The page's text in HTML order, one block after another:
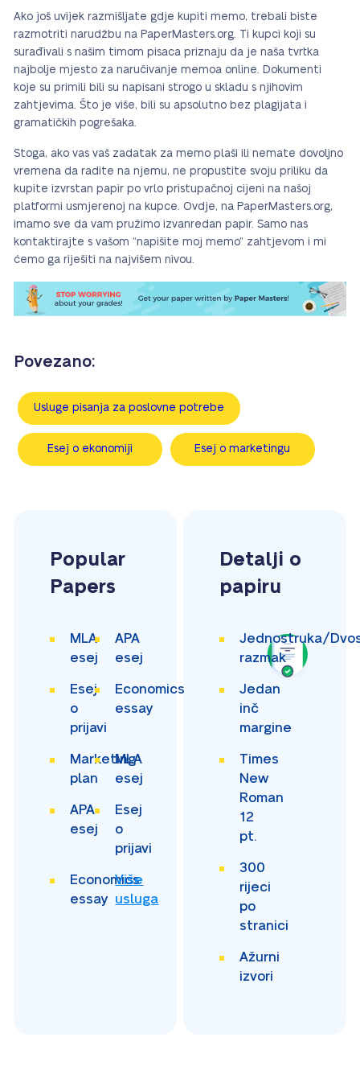
Ako još uvijek razmišljate gdje kupiti memo, trebali biste
razmotriti narudžbu na PaperMasters.org. Ti kupci koji su
surađivali s našim timom pisaca priznaju da je naša tvrtka
najbolje mjesto za naručivanje memoa online. Dokumenti
koje su primili bili su napisani strogo u skladu s njihovim
zahtjevima. Što je više, bili su apsolutno bez plagijata i
gramatičkih pogrešaka.
Stoga, ako vas vaš zadatak za memo plaši ili nemate dovoljno
vremena da radite na njemu, ne propustite svoju priliku da
kupite izvrstan papir po vrlo pristupačnoj cijeni na našoj
platformi usmjerenoj na kupce. Ovdje, na PaperMasters.org,
imamo sve da vam pružimo izvanredan papir. Samo nas
kontaktirajte s vašom “napišite moj memo” zahtjevom i mi
ćemo ga riješiti na najvišem nivou.
Povezano:
Usluge pisanja za poslovne potrebe
Esej o ekonomiji Esej o marketingu
Popular
Papers
MLA
esej
APA
esej
Esej
o
prijavi
Economics
essay
Marketing
plan
MLA
esej
APA
esej
Esej
o
prijavi
Economics
essay
Više
usluga
Detalji o
papiru
Jednostruka/
razmak
Jedan
inč
margine
Times
New
Roman
12
pt.
300
rijeci
po
stranici
Ažurni
izvori